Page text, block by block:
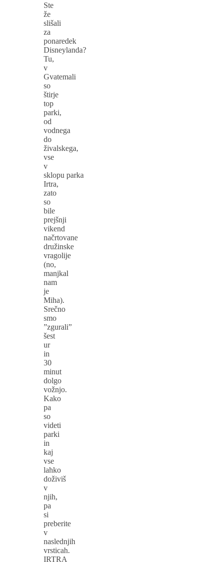
Ste
že
slišali
za
ponaredek
Disneylanda?
Tu,
v
Gvatemali
so
štirje
top
parki,
od
vodnega
do
živalskega,
vse
v
sklopu parka
Irtra,
zato
so
bile
prejšnji
vikend
načrtovane
družinske
vragolije
(no,
manjkal
nam
je
Miha).
Srečno
smo
”zgurali”
šest
ur
in
30
minut
dolgo
vožnjo.
Kako
pa
so
videti
parki
in
kaj
vse
lahko
doživiš
v
njih,
pa
si
preberite
v
naslednjih
vrsticah.
IRTRA